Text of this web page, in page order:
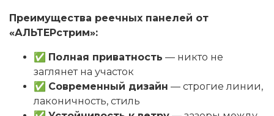
Преимущества реечных панелей от
«АЛЬТЕРстрим»:
✅ Полная приватность — никто не
заглянет на участок
✅ Современный дизайн — строгие линии,
лаконичность, стиль